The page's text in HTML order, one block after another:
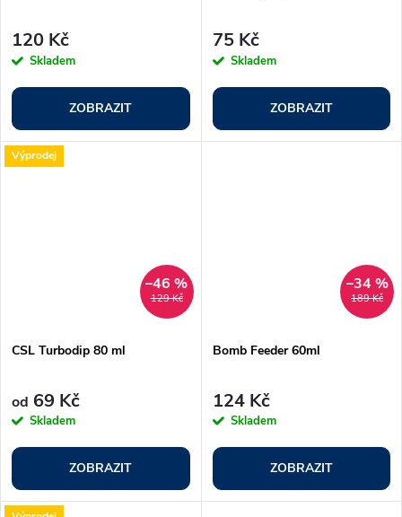
120 Kč
Skladem
ZOBRAZIT
75 Kč
Skladem
ZOBRAZIT
Výprodej
129 Kč
–46 %
CSL Turbodip 80 ml
od 69 Kč
Skladem
ZOBRAZIT
189 Kč
–34 %
Bomb Feeder 60ml
124 Kč
Skladem
ZOBRAZIT